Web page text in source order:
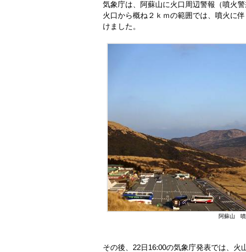
気象庁は、阿蘇山に火口周辺警報（噴火
火口から概ね２ｋｍの範囲では、噴火に
けました。
阿蘇山
その後、22日16:00の気象庁発表では、火